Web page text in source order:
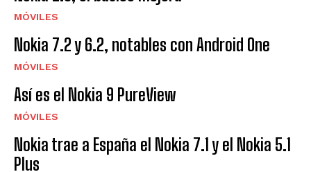
MÓVILES
Nokia 7.2 y 6.2, notables con Android One
MÓVILES
Así es el Nokia 9 PureView
MÓVILES
Nokia trae a España el Nokia 7.1 y el Nokia 5.1
Plus